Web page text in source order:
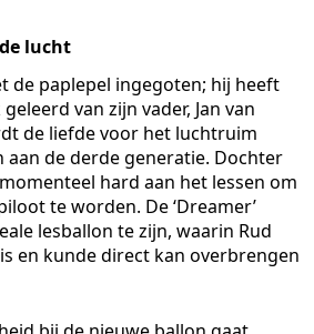
lucht
de paplepel ingegoten; hij heeft
van zijn vader, Jan van
de liefde voor het luchtruim
aan de derde generatie. Dochter
hard aan het lessen om
te worden. De ‘Dreamer’
lesballon te zijn, waarin Rud
en kunde direct kan overbrengen